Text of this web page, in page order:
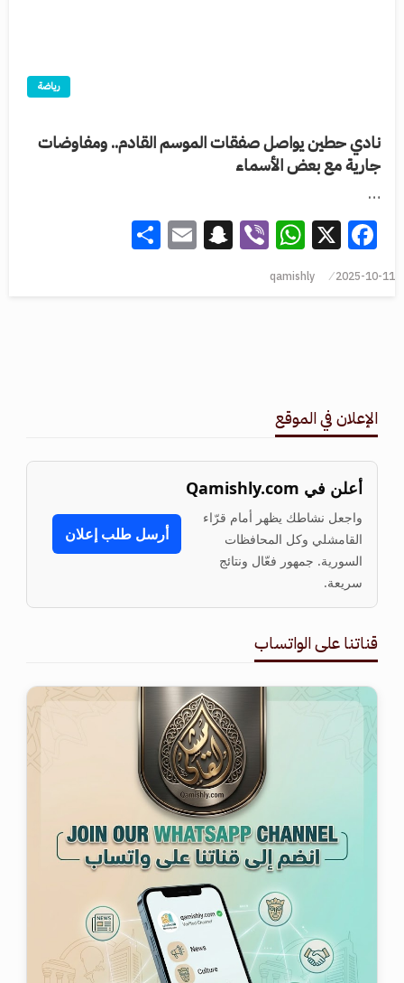
رياضة
نادي حطين يواصل صفقات الموسم القادم.. ومفاوضات
جارية مع بعض الأسماء
…
Facebook
X
WhatsApp
Viber
Snapchat
Email
2025-10-11
qamishly
الإعلان في الموقع
أعلن في Qamishly.com
واجعل نشاطك يظهر أمام قرّاء
القامشلي وكل المحافظات
السورية. جمهور فعّال ونتائج
سريعة.
أرسل طلب إعلان
قناتنا على الواتساب